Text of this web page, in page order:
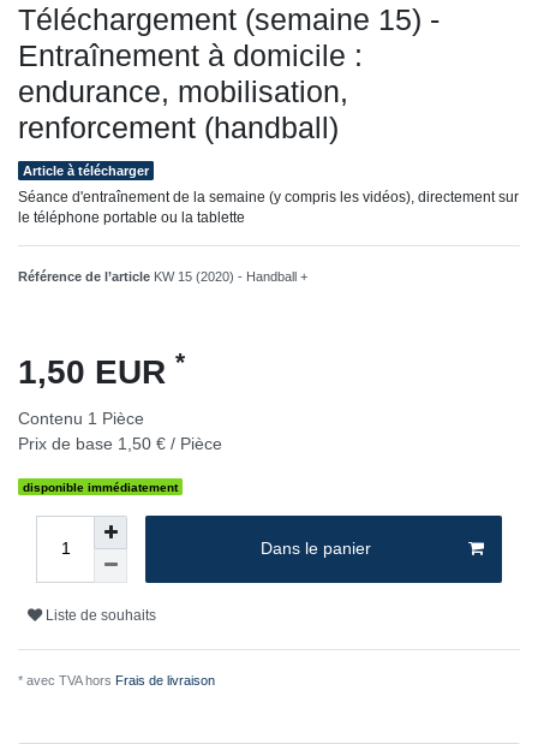
Téléchargement (semaine 15) -
Entraînement à domicile :
endurance, mobilisation,
renforcement (handball)
Article à télécharger
Séance d'entraînement de la semaine (y compris les vidéos), directement sur
le téléphone portable ou la tablette
Référence de l’article KW 15 (2020) - Handball +
1,50 EUR *
Contenu 1 Pièce
Prix de base 1,50 € / Pièce
disponible immédiatement
Dans le panier
Liste de souhaits
* avec TVA hors Frais de livraison